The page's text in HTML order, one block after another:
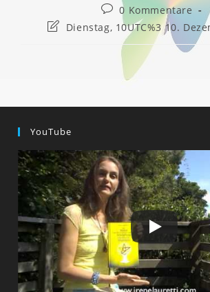
Beitrags-
Kommentare:
0 Kommentare
BeitragDienstag, 10UTC%3 10.
YouTube